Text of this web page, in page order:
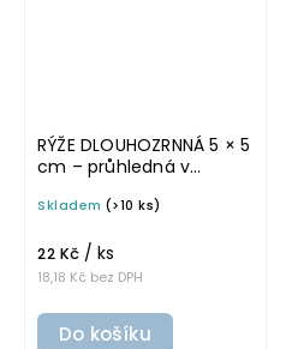
RÝŽE DLOUHOZRNNÁ 5 × 5
cm – průhledná v
omyvatelná samolepka
Skladem (>10 ks)
18,18 Kč bez DPH
22 Kč / ks
Do košíku